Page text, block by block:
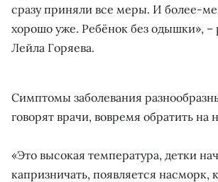
сразу приняли все меры. И более-
хорошо уже. Ребёнок без одышки», –
Лейла Горяева.
Симптомы заболевания
говорят врачи, вовремя обратить на
«Это высокая температура, детки
капризничать, появляется насморк,